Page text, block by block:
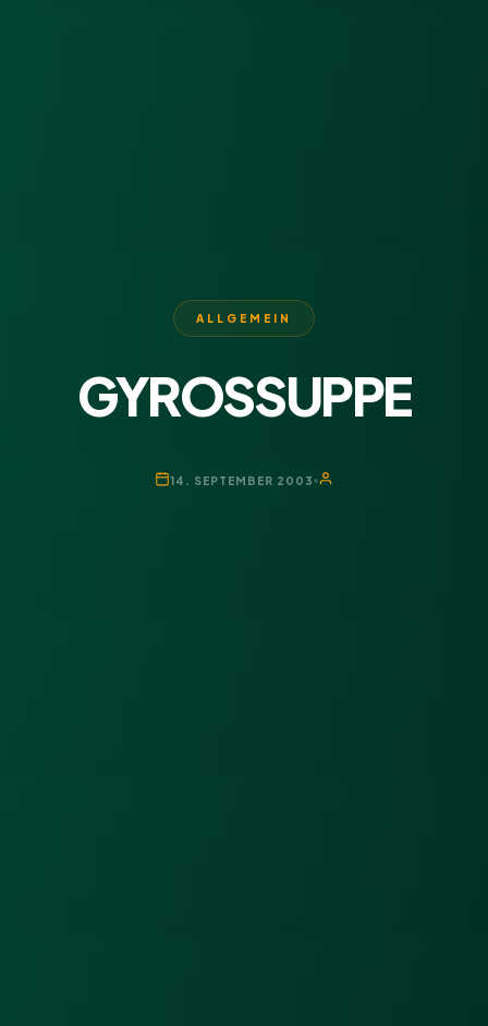
ALLGEMEIN
GYROSSUPPE
14. SEPTEMBER 2003